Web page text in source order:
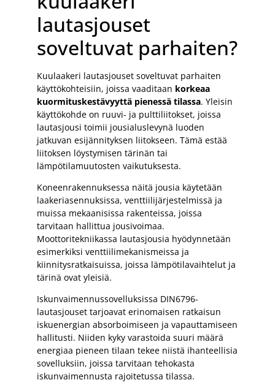
lautasjouset
soveltuvat parhaiten?
Kuulaakeri lautasjouset soveltuvat parhaiten
käyttökohteisiin, joissa vaaditaan korkeaa
kuormituskestävyyttä pienessä tilassa. Yleisin
käyttökohde on ruuvi- ja pulttiliitokset, joissa
lautasjousi toimii jousialuslevynä luoden
jatkuvan esijännityksen liitokseen. Tämä estää
liitoksen löystymisen tärinän tai
lämpötilamuutosten vaikutuksesta.
Koneenrakennuksessa näitä jousia käytetään
laakeriasennuksissa, venttiilijärjestelmissä ja
muissa mekaanisissa rakenteissa, joissa
tarvitaan hallittua jousivoimaa.
Moottoritekniikassa lautasjousia hyödynnetään
esimerkiksi venttiilimekanismeissa ja
kiinnitysratkaisuissa, joissa lämpötilavaihtelut ja
tärinä ovat yleisiä.
Iskunvaimennussovelluksissa DIN6796-
lautasjouset tarjoavat erinomaisen ratkaisun
iskuenergian absorboimiseen ja vapauttamiseen
hallitusti. Niiden kyky varastoida suuri määrä
energiaa pieneen tilaan tekee niistä ihanteellisia
sovelluksiin, joissa tarvitaan tehokasta
iskunvaimennusta rajoitetussa tilassa.